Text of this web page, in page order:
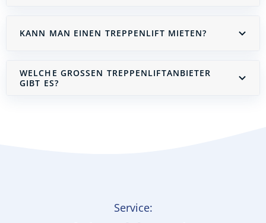
KANN MAN EINEN TREPPENLIFT MIETEN?
WELCHE GROSSEN TREPPENLIFTANBIETER G
IBT ES?
Service: